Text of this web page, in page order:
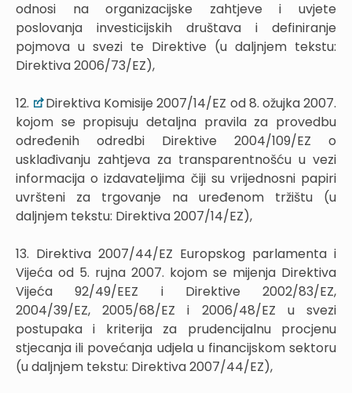
odnosi na organizacijske zahtjeve i uvjete
poslovanja investicijskih društava i definiranje
pojmova u svezi te Direktive (u daljnjem tekstu:
Direktiva 2006/73/EZ),
12.
Direktiva Komisije 2007/14/EZ od 8. ožujka 2007.
kojom se propisuju detaljna pravila za provedbu
određenih odredbi Direktive 2004/109/EZ o
usklađivanju zahtjeva za transparentnošću u vezi
informacija o izdavateljima čiji su vrijednosni papiri
uvršteni za trgovanje na uređenom tržištu (u
daljnjem tekstu: Direktiva 2007/14/EZ),
13. Direktiva 2007/44/EZ Europskog parlamenta i
Vijeća od 5. rujna 2007. kojom se mijenja Direktiva
Vijeća 92/49/EEZ i Direktive 2002/83/EZ,
2004/39/EZ, 2005/68/EZ i 2006/48/EZ u svezi
postupaka i kriterija za prudencijalnu procjenu
stjecanja ili povećanja udjela u financijskom sektoru
(u daljnjem tekstu: Direktiva 2007/44/EZ),